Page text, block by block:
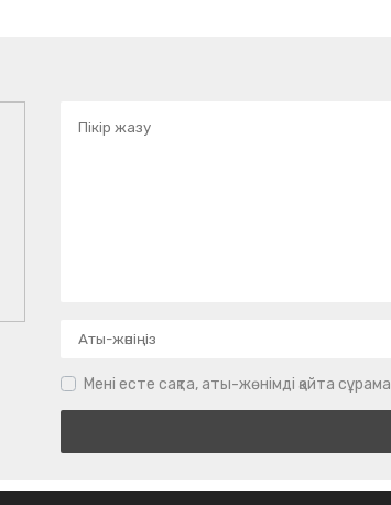
Мені есте сақта, аты-жөнімді қайта сұрама